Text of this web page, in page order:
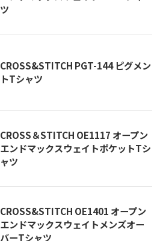
ツ
CROSS&STITCH PGT-144 ピグメン
トTシャツ
CROSS＆STITCH OE1117 オープン
エンドマックスウェイトポケットTシ
ャツ
CROSS&STITCH OE1401 オープン
エンドマックスウェイトメンズオー
バーTシャツ